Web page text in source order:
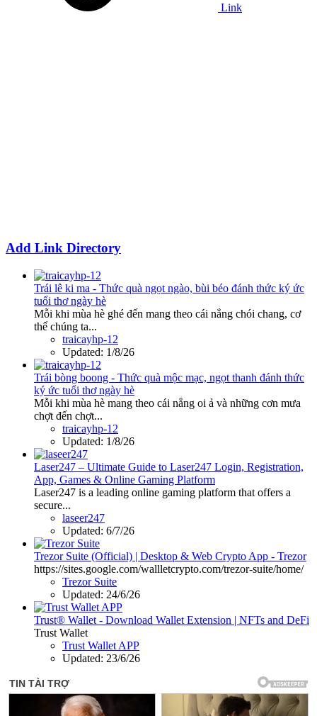
Link
Add Link Directory
Trái lê ki ma - Thức quà ngọt ngào, bùi béo đánh thức ký ức
tuổi thơ ngày hè
Mỗi khi mùa hè ghé đến mang theo cái nắng chói chang, cơ
thể chúng ta...
traicayhp-12
Updated: 1/8/26
Trái bòng boong - Thức quà mộc mạc, ngọt thanh đánh thức
ký ức tuổi thơ ngày hè
Mỗi khi mùa hè mang theo cái nắng oi ả và những cơn mưa
chợt đến chợt...
traicayhp-12
Updated: 1/8/26
Laser247 – Ultimate Guide to Laser247 Login, Registration,
App, Games & Online Gaming Platform
Laser247 is a leading online gaming platform that offers a
secure...
laseer247
Updated: 6/7/26
Trezor Suite (Official) | Desktop & Web Crypto App - Trezor
https://sites.google.com/wallletcrypto.com/trezor-suite/home/
Trezor Suite
Updated: 24/6/26
Trust® Wallet - Download Wallet Extension | NFTs and DeFi
Trust Wallet
Trust Wallet APP
Updated: 23/6/26